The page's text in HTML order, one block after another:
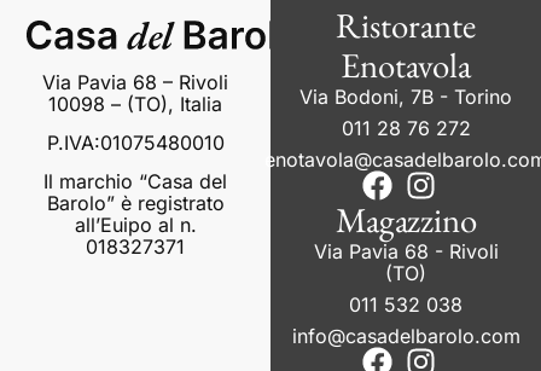
Via Pavia 68 – Rivoli
10098 – (TO), Italia
P.IVA:01075480010
Il marchio “Casa del
Barolo” è registrato
all’Euipo al n.
018327371
Ristorante
Enotavola
Via Bodoni, 7B - Torino
011 28 76 272
Magazzino
Via Pavia 68 - Rivoli
(TO)
011 532 038
info@casadelbarolo.com